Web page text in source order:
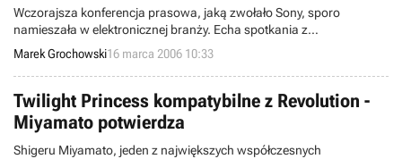
Wczorajsza konferencja prasowa, jaką zwołało Sony, sporo
namieszała w elektronicznej branży. Echa spotkania z
dziennikarzami doszły także do uszu giganta z Redmond, który w
świetle ostatnich wydarzeń musi zacząć działać, by utrzymać
rynkową pozycję X360.
Marek Grochowski16 marca 2006 10:33
Twilight Princess kompatybilne z Revolution -
Miyamato potwierdza
Shigeru Miyamato, jeden z największych współczesnych